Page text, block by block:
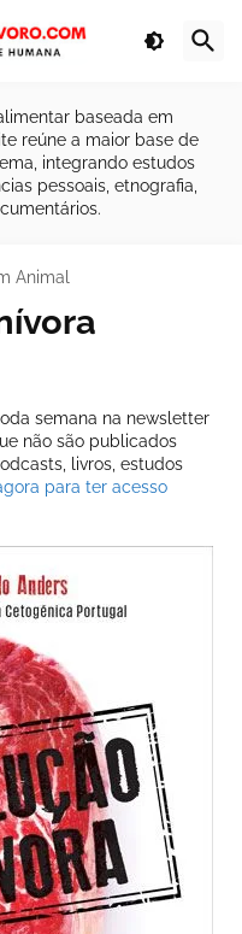
baseada em
reúne a maior base de
integrando estudos
pessoais, etnografia,
Animal
semana na newsletter
não são publicados
livros, estudos
para ter acesso